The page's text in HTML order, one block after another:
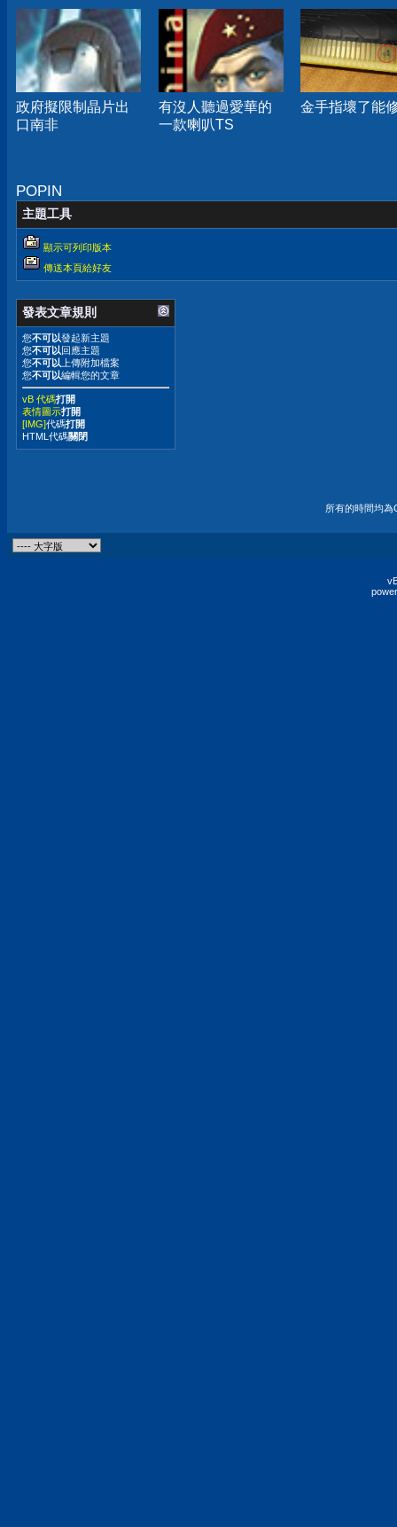
政府擬限制晶片出
口南非
有沒人聽過愛華的
一款喇叭TS
金手指壞了能
POPIN
主題工具
顯示可列印版本
傳送本頁給好友
發表文章規則
您不可以發起新主題
您不可以回應主題
您不可以 上傳附加檔案
您不可以編輯您的文章
vB 代碼打開
表情圖示打開
[IMG]代碼打開
HTML代碼關閉
所有的時間均為